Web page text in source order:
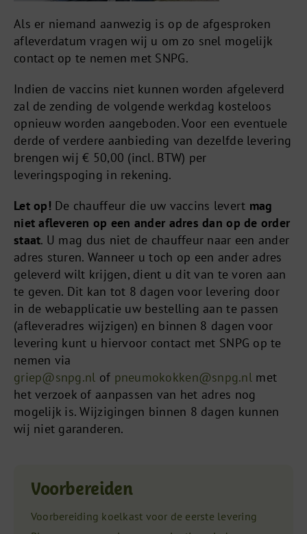
Als er niemand aanwezig is op de afgesproken
afleverdatum vragen wij u om zo snel mogelijk
contact op te nemen met SNPG.
Indien de vaccins niet kunnen worden afgeleverd
zal de zending de volgende werkdag kosteloos
opnieuw worden aangeboden. Voor een eventuele
derde of verdere aanbieding van dezelfde levering
brengen wij € 50,00 (incl. BTW) per
leveringspoging in rekening.
Let op! De chauffeur die uw vaccins levert mag
niet afleveren op een ander adres dan op de order
staat. U mag dus niet de chauffeur naar een ander
adres sturen. Wanneer u toch op een ander adres
geleverd wilt krijgen, dient u dit van te voren aan
te geven. Dit kan tot 8 dagen voor levering door
in de webapplicatie uw bestelling aan te passen
(afleveradres wijzigen) en binnen 8 dagen voor
levering kunt u hiervoor contact met SNPG op te
nemen via
griep@snpg.nl of pneumokokken@snpg.nl met
het verzoek of aanpassen van het adres nog
mogelijk is. Wijzigingen binnen 8 dagen kunnen
wij niet garanderen.
Voorbereiden
Voorbereiding koelkast voor de eerste levering